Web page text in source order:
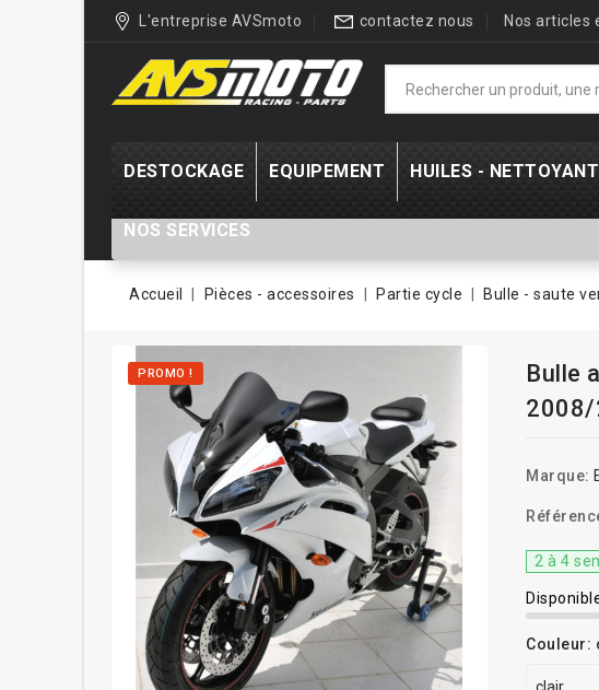
L'entreprise AVSmoto contactez nous Nos articles
DESTOCKAGE EQUIPEMENT HUILES - NETTOYANT
NOS SERVICES
Accueil Pièces - accessoires Partie cycle Bulle - saute
PROMO !
Bulle
Marque:
2 à 4
Couleur: